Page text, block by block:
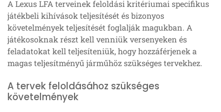
A Lexus LFA terveinek feloldási kritériumai specifikus
játékbeli kihívások teljesítését és bizonyos
követelmények teljesítését foglalják magukban. A
játékosoknak részt kell venniük versenyeken és
feladatokat kell teljesíteniük, hogy hozzáférjenek a
magas teljesítményű járműhöz szükséges tervekhez.
A tervek feloldásához szükséges
követelmények